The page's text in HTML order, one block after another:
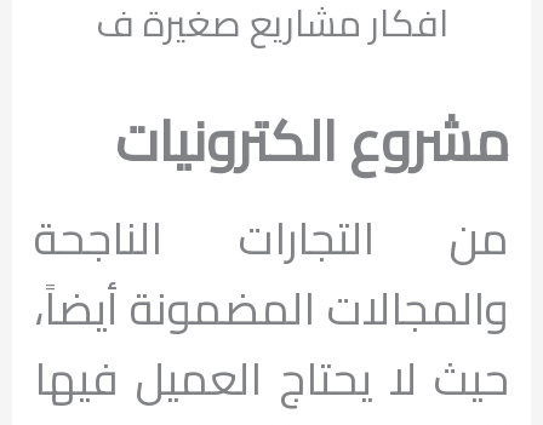
افكار مشاريع صغيرة ف
مشروع الكترونيات
من التجارات الناجحة
والمجالات المضمونة أيضاً،
حيث لا يحتاج العميل فيها